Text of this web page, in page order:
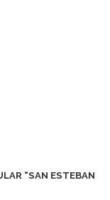
“SAN ESTEBAN